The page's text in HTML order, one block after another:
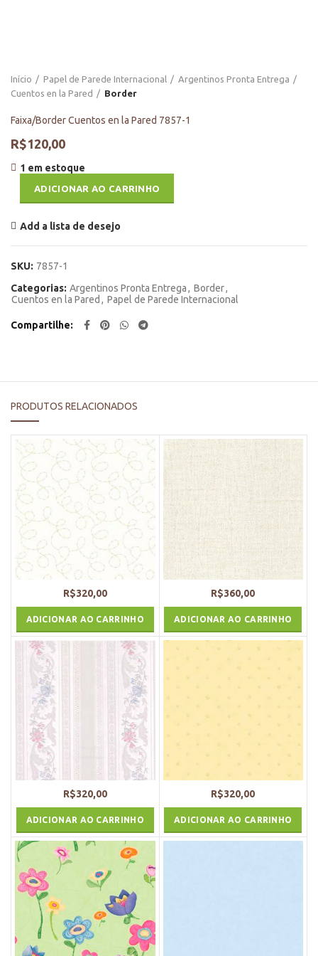
Início Papel de Parede Internacional
Argentinos Pronta Entrega
Cuentos en la Pared
Border
Faixa/Border Cuentos en la Pared 7857-1
R$120,00
1 em estoque
ADICIONAR AO CARRINHO
Add a lista de desejo
SKU: 7857-1
Categorias: Argentinos Pronta Entrega, Border,
Cuentos en la Pared , Papel de Parede Internacional
Compartilhe
PRODUTOS RELACIONADOS
R$320,00
ADICIONAR AO CARRINHO
R$360,00
ADICIONAR AO CARRINHO
R$320,00
ADICIONAR AO CARRINHO
R$320,00
ADICIONAR AO CARRINHO